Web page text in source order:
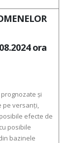
ora
şi
pe versanţi,
efecte de
posibile
bazinele